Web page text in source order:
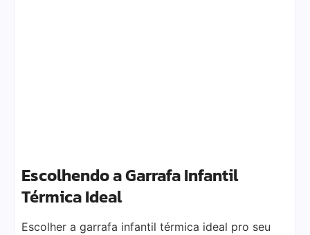
Escolhendo a Garrafa Infantil
Térmica Ideal
Escolher a garrafa infantil térmica ideal pro seu